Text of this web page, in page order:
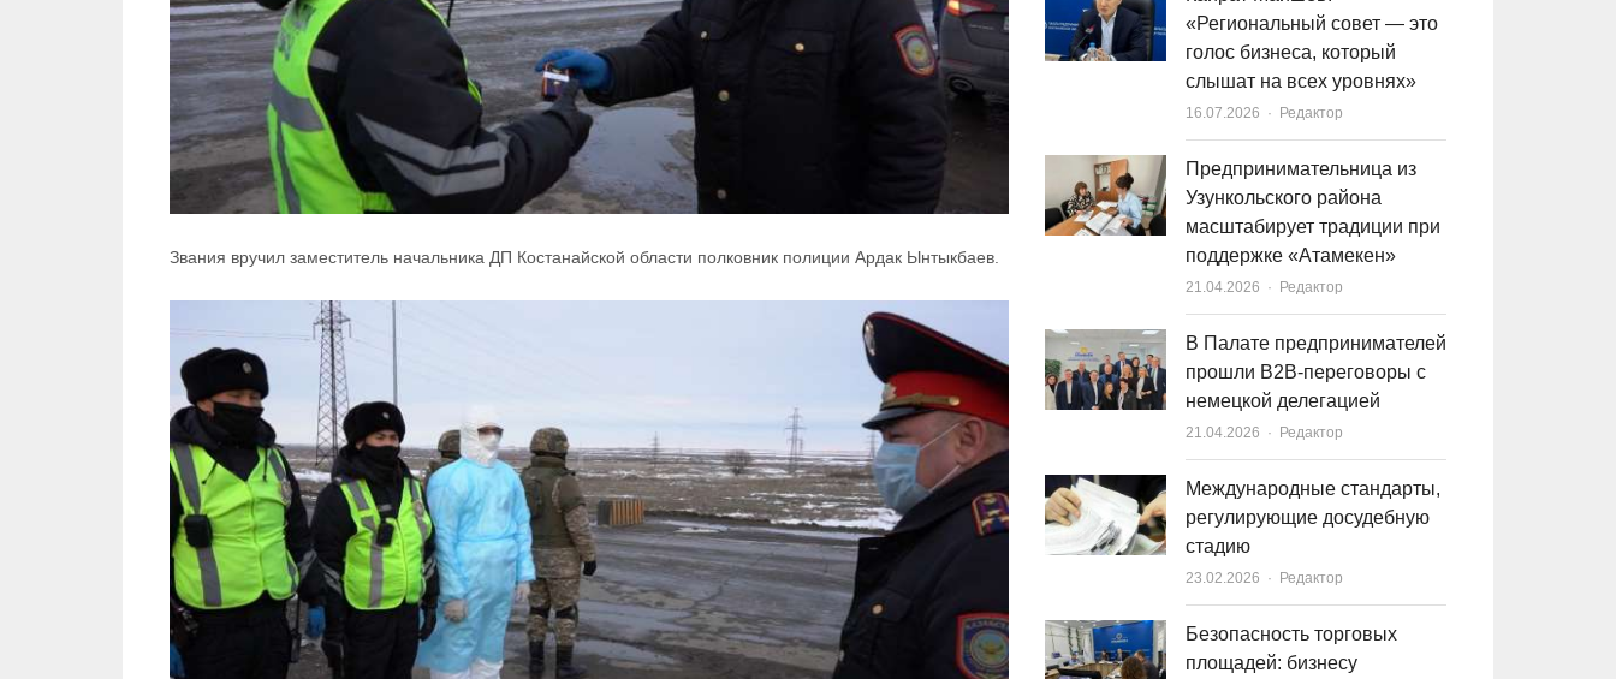
Звания вручил заместитель начальника ДП Костанайской области полковник полиции Ардак Ынтыкбаев.
«Региональный совет — это
голос бизнеса, который
слышат на всех уровнях»
16.07.2026 Author
Редактор
Предпринимательница из
Узункольского района
масштабирует традиции при
поддержке «Атамекен»
21.04.2026 Author
Редактор
В Палате предпринимателей
прошли B2B-переговоры с
немецкой делегацией
21.04.2026 Author
Редактор
Международные стандарты,
регулирующие досудебную
стадию
23.02.2026 Author
Редактор
Безопасность торговых
площадей: бизнесу